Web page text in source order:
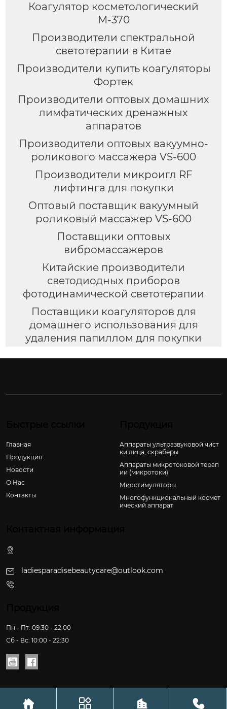
Коагулятор косметологический
М-370
Производители спектральной
светотерапии в Китае
Производители купить коагуляторы
Фортек
Производители оптовых домашних
лимфатических дренажных
аппаратов
Производители оптовых вакуумно-
роликового массажера VS-600
Производители микроигл RF
лифтинга для покупки
Оптовый поставщик вакуумный
роликовый массажер VS-600
Поставщики оптовых
вибромассажеров
Китайские производители
светодиодных приборов
фотодинамической светотерапии
Поставщики коагуляторов для
домашнего использования для
удаления папиллом для покупки
Главная
Продукция
Новости
О Hас
Контакты
Аппараты ультразвуковой чист
ки лица, скраберы
Аппараты микротоковой терап
ии (микротоки)
Миостимуляторы
Многофункциональный космет
ический аппарат
ladiesparadisebeautycare@outlook.com
Пн - Пт: 09:30 - 22:00
Сб - Вс: 10:00 - 22:30
 
   